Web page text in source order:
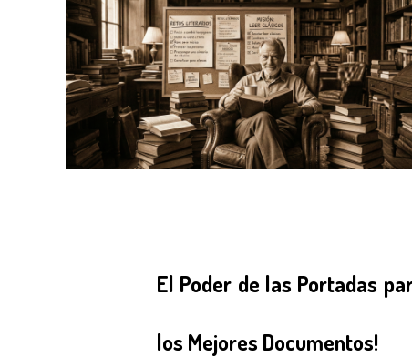
El Poder de las Portadas
los Mejores Documentos!